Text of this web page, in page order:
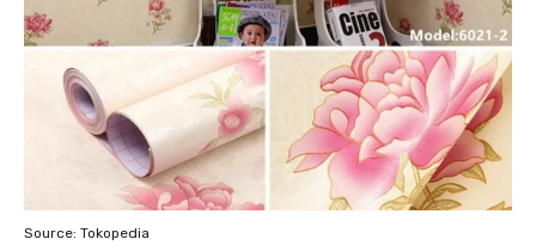
Source: Tokopedia